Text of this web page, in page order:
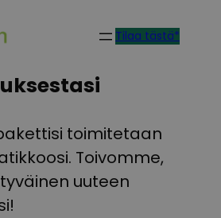
Tilaa tästä*
toimitetaan
Toivomme,
uuteen